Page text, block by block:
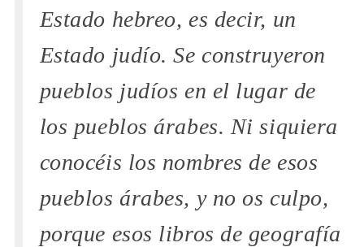
Estado hebreo, es decir, un
Estado judío. Se construyeron
pueblos judíos en el lugar de
los pueblos árabes. Ni siquiera
conocéis los nombres de esos
pueblos árabes, y no os culpo,
porque esos libros de geografía